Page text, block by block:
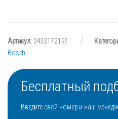
Артикул: 0433172197
Bosch
Бесплатный
Введите свой номер и наш